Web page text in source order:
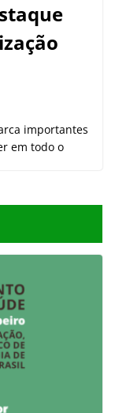
importantes
em todo o